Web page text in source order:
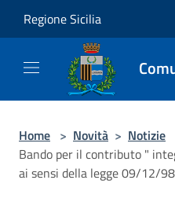
Regione Sicilia
Home > Novità > Notizie
Bando per il contributo "
ai sensi della legge 09/12/